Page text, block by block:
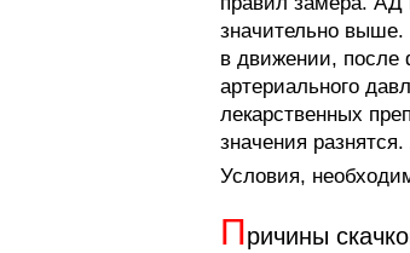
значительно
в движении, после
артериального
лекарственных
значения
Условия,
Причины